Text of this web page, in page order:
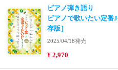
ピアノ弾き語り
ピアノで歌いたい定番
存版］
2025/04/18発売
¥ 2,970